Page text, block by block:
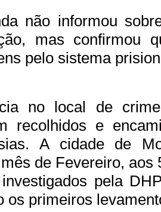
não informou
mas confirmou
pelo sistema
no local de
recolhidos e
A cidade de
de Fevereiro, aos
pela
os primeiros